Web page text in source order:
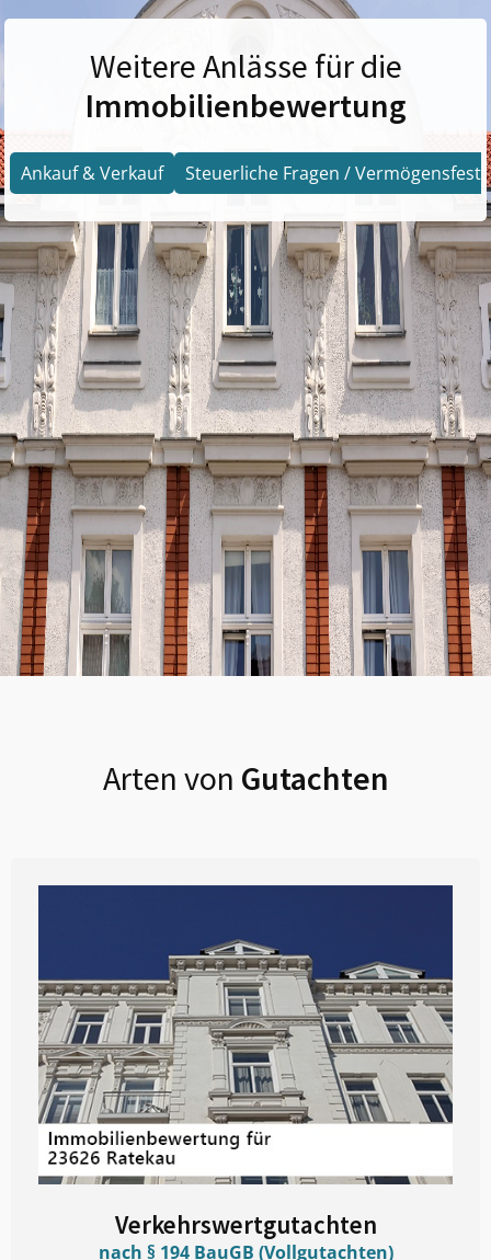
Weitere Anlässe für die
Immobilienbewertung
Ankauf & Verkauf Steuerliche Fragen /
Arten von Gutachten
Verkehrswertgutachten
nach § 194 BauGB (Vollgutachten)